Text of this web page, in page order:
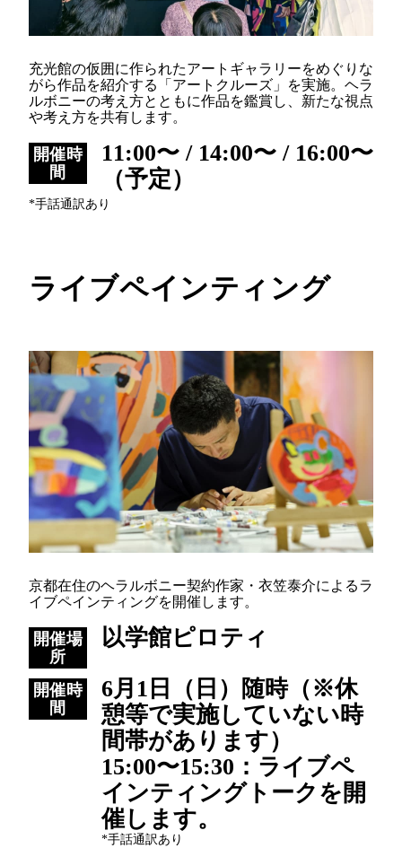
充光館の仮囲に作られたアートギャラリーをめぐりな
がら作品を紹介する「アートクルーズ」を実施。ヘラ
ルボニーの考え方とともに作品を鑑賞し、新たな視点
や考え方を共有します。
開催時
間
11:00〜 / 14:00〜 / 16:00〜
（予定）
*手話通訳あり
ライブペインティング
京都在住のヘラルボニー契約作家・衣笠泰介によるラ
イブペインティングを開催します。
開催場
所
以学館ピロティ
開催時
間
6月1日（日）随時（※休
憩等で実施していない時
間帯があります）
15:00〜15:30：ライブペ
インティングトークを開
催します。
*手話通訳あり